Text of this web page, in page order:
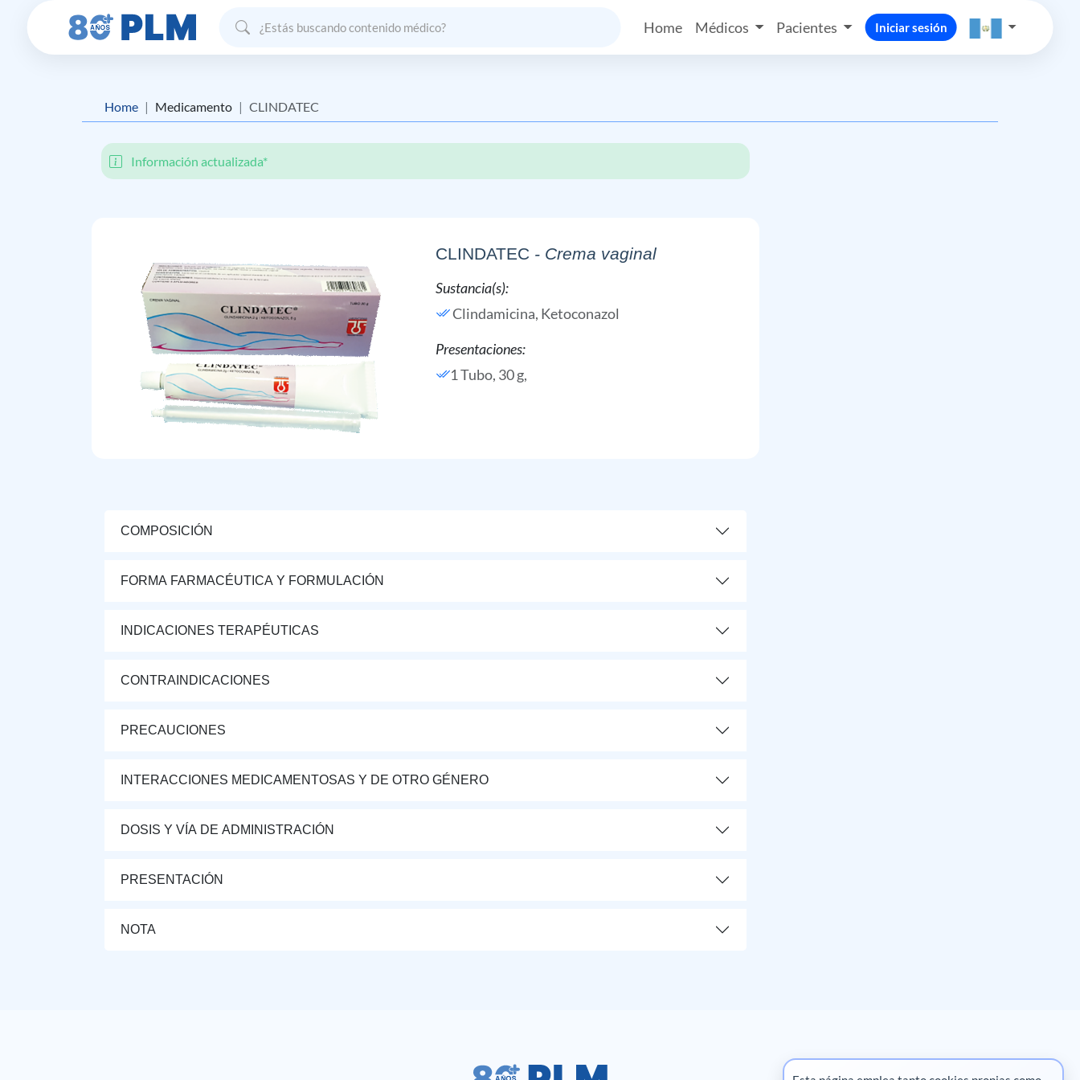
Home Médicos Pacientes Iniciar sesión
Home Medicamento CLINDATEC
Información actualizada*
CLINDATEC - Crema vaginal
Sustancia(s):
Clindamicina, Ketoconazol
Presentaciones:
1 Tubo, 30 g,
COMPOSICIÓN
FORMA FARMACÉUTICA Y FORMULACIÓN
INDICACIONES TERAPÉUTICAS
CONTRAINDICACIONES
PRECAUCIONES
INTERACCIONES MEDICAMENTOSAS Y DE OTRO GÉNERO
DOSIS Y VÍA DE ADMINISTRACIÓN
PRESENTACIÓN
NOTA